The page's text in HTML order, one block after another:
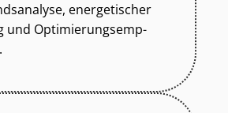
energetischer
und Op­ti­mie­rungs­emp­